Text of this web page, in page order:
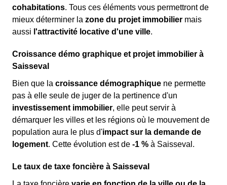
cohabitations. Tous ces éléments vous permettront de
mieux déterminer la zone du projet immobilier mais
aussi l'attractivité locative d'une ville.
Croissance démo graphique et projet immobilier à
Saisseval
Bien que la croissance démographique ne permette
pas à elle seule de juger de la pertinence d'un
investissement immobilier, elle peut servir à
démarquer les villes et les régions où le mouvement de
population aura le plus d'impact sur la demande de
logement. Cette évolution est de -1 % à Saisseval.
Le taux de taxe foncière à Saisseval